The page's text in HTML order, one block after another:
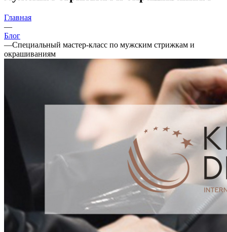
Главная
—
Блог
—Специальный мастер-класс по мужским стрижкам и
окрашиваниям